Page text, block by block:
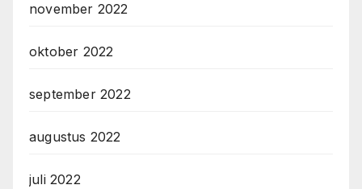
november 2022
oktober 2022
september 2022
augustus 2022
juli 2022